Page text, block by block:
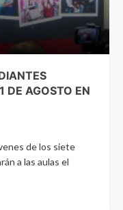
DE AGOSTO EN
de los siete
a las aulas el